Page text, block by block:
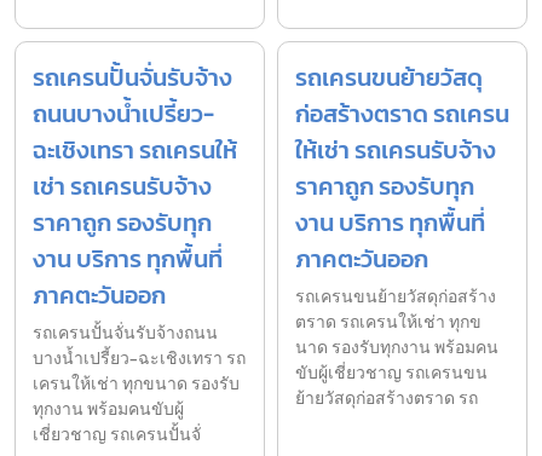
รถเครนปั้นจั่นรับจ้าง
ถนนบางน้ำเปรี้ยว-
ฉะเชิงเทรา รถเครนให้
เช่า รถเครนรับจ้าง
ราคาถูก รองรับทุก
งาน บริการ ทุกพื้นที่
ภาคตะวันออก
รถเครนปั้นจั่นรับจ้างถนน
บางน้ำเปรี้ยว-ฉะเชิงเทรา รถ
เครนให้เช่า ทุกขนาด รองรับ
ทุกงาน พร้อมคนขับผู้
เชี่ยวชาญ รถเครนปั้นจั่
รถเครนขนย้ายวัสดุ
ก่อสร้างตราด รถเครน
ให้เช่า รถเครนรับจ้าง
ราคาถูก รองรับทุก
งาน บริการ ทุกพื้นที่
ภาคตะวันออก
รถเครนขนย้ายวัสดุก่อสร้าง
ตราด รถเครนให้เช่า ทุกข
นาด รองรับทุกงาน พร้อมคน
ขับผู้เชี่ยวชาญ รถเครนขน
ย้ายวัสดุก่อสร้างตราด รถ